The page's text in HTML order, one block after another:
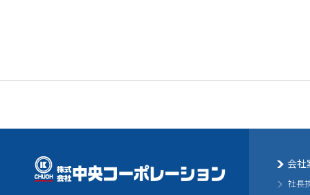
会社
社長